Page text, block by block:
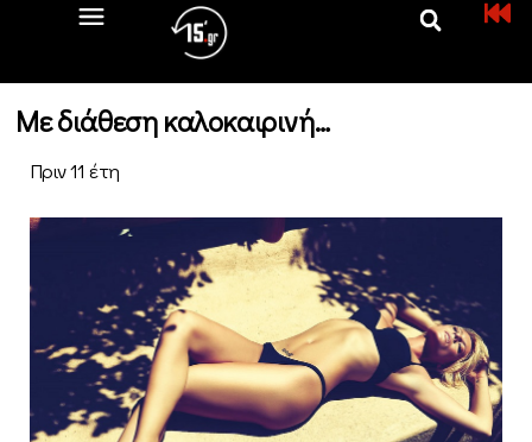
Με διάθεση καλοκαιρινή…
Πριν 11 έτη